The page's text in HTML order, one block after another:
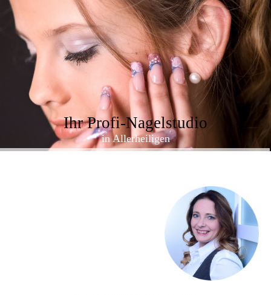
Ihr Profi-Nagelstudio
in Allerheiligen